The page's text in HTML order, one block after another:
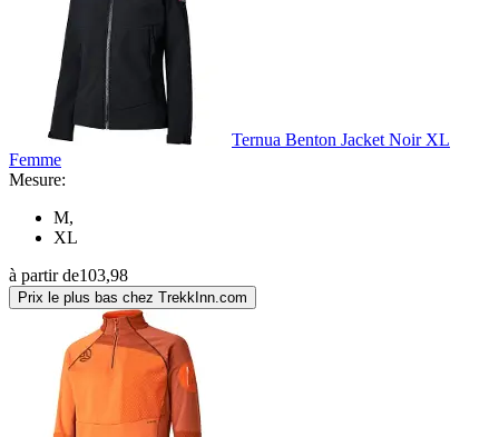
Ternua Benton Jacket Noir XL
Femme
Mesure:
M,
XL
à partir de103,98
Prix le plus bas chez TrekkInn.com